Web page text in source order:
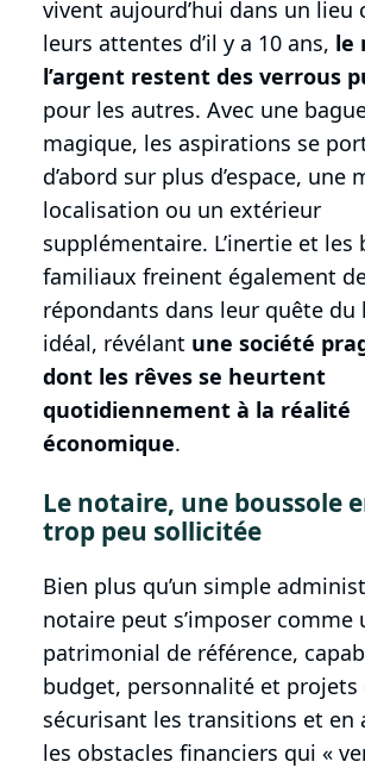
vivent aujourd’hui dans un lieu
leurs attentes d’il y a 10 ans, le
l’argent restent des verrous
pour les autres. Avec une
magique, les aspirations se
d’abord sur plus d’espace, une
localisation ou un extérieur
supplémentaire. L’inertie et les
familiaux freinent également
répondants dans leur quête du
idéal, révélant une société
dont les rêves se heurtent
quotidiennement à la réalité
économique.
Le notaire, une boussole
trop peu sollicitée
Bien plus qu’un simple
notaire peut s’imposer comme
patrimonial de référence,
budget, personnalité et projets
sécurisant les transitions et en
les obstacles financiers qui «